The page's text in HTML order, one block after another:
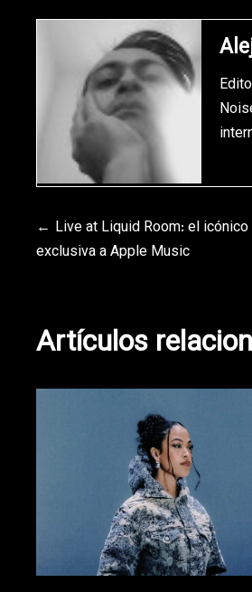
Navegación
entradas
Live at Liquid Room: el
exclusiva a Apple Music
Artículos